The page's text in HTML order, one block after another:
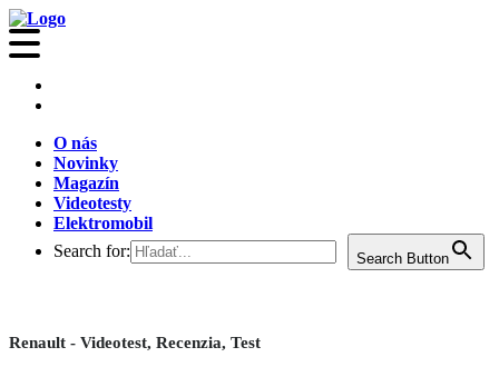
O nás
Novinky
Magazín
Videotesty
Elektromobil
Search for:
Search Button
Renault - Videotest, Recenzia, Test